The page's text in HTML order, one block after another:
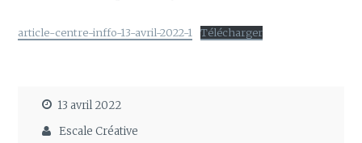
article-centre-inffo-13-avril-2022-1 Télécharger
13 avril 2022
Escale Créative